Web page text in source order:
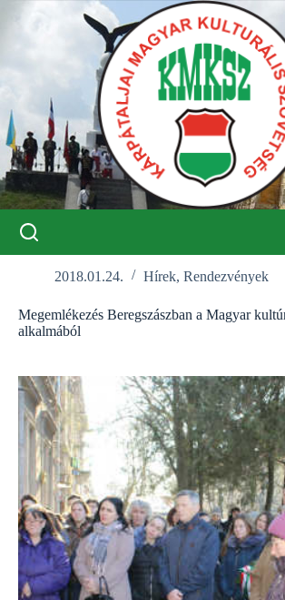
2018.01.24. Hírek, Rendezvények
Megemlékezés Beregszászban a Magyar
alkalmából